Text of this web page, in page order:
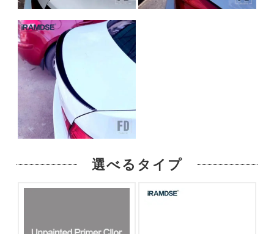
選べるタイプ